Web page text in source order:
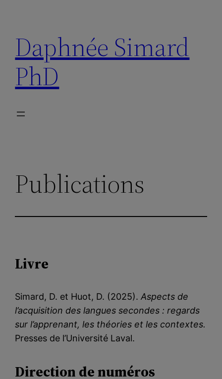
contenu
Daphnée Simard
PhD
Publications
Livre
Simard, D. et Huot, D. (2025).Aspects de
l’acquisition des langues secondes : regards
sur l’apprenant, les théories et les contextes.
Presses de l’Université Laval.
Direction de numéros